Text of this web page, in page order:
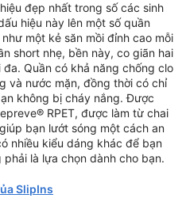
đẹp nhất trong số các sinh
hiệu này lên một số quần
một kẻ săn mồi đỉnh cao mỗi
short nhẹ, bền này, co giãn hai
Quần có khả năng chống clo
và nước mặn, đồng thời có chỉ
không bị cháy nắng. Được
RPET, được làm từ chai
bạn lướt sóng một cách an
nhiều kiểu dáng khác để bạn
là lựa chọn dành cho bạn.
SlipIns